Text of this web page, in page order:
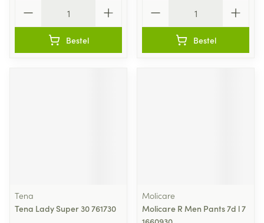
Bestel Bestel
Tena
Tena Lady Super 30 761730
Molicare
Molicare R Men Pants 7d l 7